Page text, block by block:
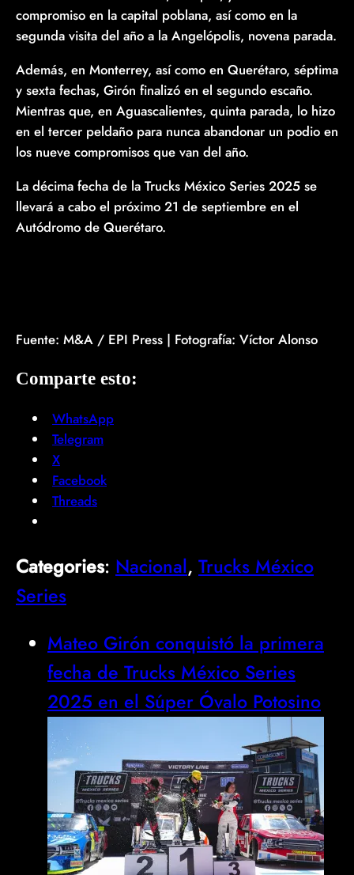
compromiso en la capital poblana, así como en la
segunda visita del año a la Angelópolis, novena parada.
Además, en Monterrey, así como en Querétaro, séptima
y sexta fechas, Girón finalizó en el segundo escaño.
Mientras que, en Aguascalientes, quinta parada, lo hizo
en el tercer peldaño para nunca abandonar un podio en
los nueve compromisos que van del año.
La décima fecha de la Trucks México Series 2025 se
llevará a cabo el próximo 21 de septiembre en el
Autódromo de Querétaro.
Fuente: M&A / EPI Press | Fotografía: Víctor Alonso
Comparte esto:
WhatsApp
Telegram
X
Facebook
Threads
Categories: Nacional, Trucks México
Series
Mateo Girón conquistó la primera
fecha de Trucks México Series
2025 en el Súper Óvalo Potosino